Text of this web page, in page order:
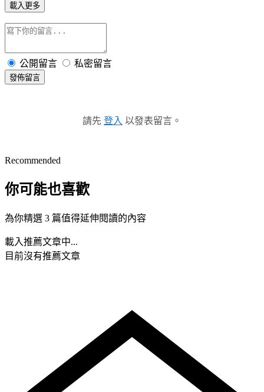
載入更多
公開留言 私密留言
發佈留言
請先 登入 以發表留言。
Recommended
你可能也喜歡
為你精選 3 篇值得延伸閱讀的內容
載入推薦文章中...
目前沒有推薦文章